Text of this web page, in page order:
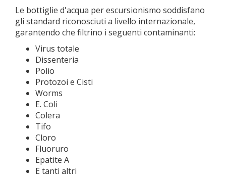
Le bottiglie d'acqua per escursionismo soddisfano
gli standard riconosciuti a livello internazionale,
garantendo che filtrino i seguenti contaminanti:
Virus totale
Dissenteria
Polio
Protozoi e Cisti
Worms
E. Coli
Colera
Tifo
Cloro
Fluoruro
Epatite A
E tanti altri